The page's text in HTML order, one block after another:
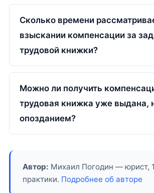
Сколько времени
взыскании компенсации за
трудовой книжки?
Можно ли получить
трудовая книжка уже выдана,
опозданием?
Автор: Михаил Погодин — юрист,
практики. Подробнее об авторе